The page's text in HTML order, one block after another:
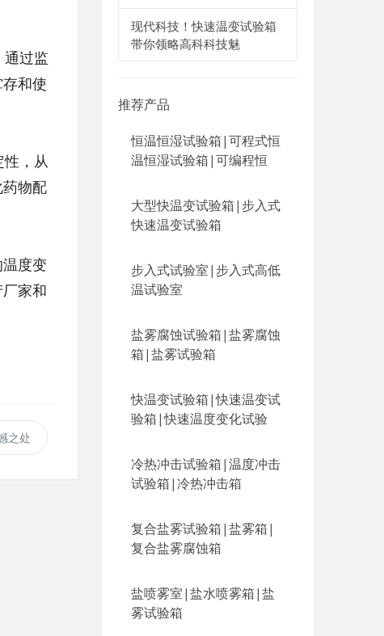
过监
和使
，从
物配
度变
家和
之处
现代科技！快速温变试验箱
带你领略高科科技魅
推荐产品
恒温恒湿试验箱|可程式恒
温恒湿试验箱|可编程恒
大型快温变试验箱|步入式
快速温变试验箱
步入式试验室|步入式高低
温试验室
盐雾腐蚀试验箱|盐雾腐蚀
箱|盐雾试验箱
快温变试验箱|快速温变试
验箱|快速温度变化试验
冷热冲击试验箱|温度冲击
试验箱|冷热冲击箱
复合盐雾试验箱|盐雾箱|
复合盐雾腐蚀箱
盐喷雾室|盐水喷雾箱|盐
雾试验箱